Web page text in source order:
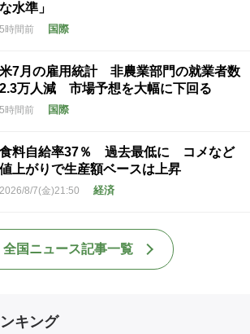
な水準」
5時間前 国際
米7月の雇用統計 非農業部門の就業者数
2.3万人減 市場予想を大幅に下回る
5時間前 国際
食料自給率37％ 過去最低に コメなど
値上がりで生産額ベースは上昇
2026/8/7(金)21:50 経済
全国ニュース記事一覧
キング